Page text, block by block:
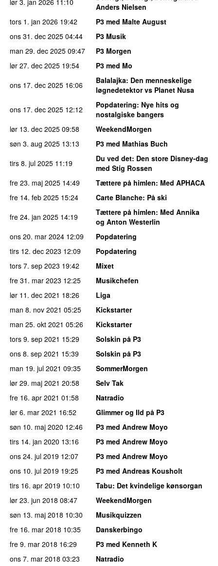
Anders Nielsen
tors 1. jan 2026 19:42
P3 med Malte August
ons 31. dec 2025 04:44
P3 Musik
man 29. dec 2025 09:47
P3 Morgen
lør 27. dec 2025 19:54
P3 med Mo
ons 17. dec 2025 16:06 Balalajka: Den menneskelige
løgnedetektor vs Planet Nusa
ons 17. dec 2025 12:12 Popdatering: Nye hits og
nostalgiske bangers
lør 13. dec 2025 09:58
WeekendMorgen
søn 3. aug 2025 13:13
P3 med Mathias Buch
tirs 8. jul 2025 11:19 Du ved det: Den store Disney-dag
med Stig Rossen
fre 23. maj 2025 14:49 Tættere på himlen: Med APHACA
fre 14. feb 2025 15:24 Carte Blanche: På ski
fre 24. jan 2025 14:19 Tættere på himlen: Med Annika
og Anton Westerlin
ons 20. mar 2024 12:09
Popdatering
tirs 12. dec 2023 12:09
Popdatering
tors 7. sep 2023 19:42
Mixet
fre 31. mar 2023 12:25
Musikchefen
lør 11. dec 2021 18:26
Liga
man 8. nov 2021 05:25
Kickstarter
man 25. okt 2021 05:26
Kickstarter
tors 9. sep 2021 15:29
Solskin på P3
ons 8. sep 2021 15:39
Solskin på P3
man 19. jul 2021 09:35
SommerMorgen
lør 29. maj 2021 20:58
Selv Tak
fre 16. apr 2021 01:58
Natradio
lør 6. mar 2021 16:52
Glimmer og Ild på P3
søn 10. maj 2020 12:46
P3 med Andrew Moyo
tirs 14. jan 2020 13:16
P3 med Andrew Moyo
ons 24. jul 2019 12:07
P3 med Andrew Moyo
ons 10. jul 2019 19:25
P3 med Andreas Kousholt
tirs 16. apr 2019 10:10 Tabu: Det kvindelige kønsorgan
lør 23. jun 2018 08:47
WeekendMorgen
søn 13. maj 2018 10:30
Musikquizzen
fre 16. mar 2018 10:35
Danskerbingo
fre 9. mar 2018 16:29
P3 med Kenneth K
ons 7. mar 2018 03:23
Natradio